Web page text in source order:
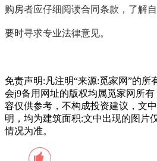
购房者应仔细阅读合同条款，了解
要时寻求专业法律意见。
免责声明:凡注明“来源:觅家网”的所
会j9备用网址的版权均属觅家网所
容仅供参考，不构成投资建议，文
明，均为建筑面积:文中出现的图片
情况为准。